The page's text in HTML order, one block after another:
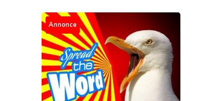
Annonce